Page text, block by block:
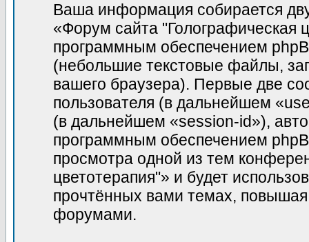
Ваша информация собирается
«Форум сайта "Голографическая
программным обеспечением
(небольшие текстовые файлы,
вашего браузера). Первые две
пользователя (в дальнейшем
(в дальнейшем «session-id»),
программным обеспечением
просмотра одной из тем
цветотерапия"» и будет
прочтённых вами темах,
форумами.